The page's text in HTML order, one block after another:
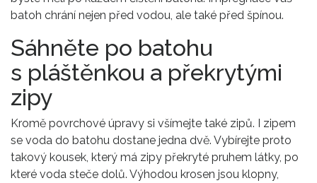
batoh chrání nejen před vodou, ale také před špínou.
Sáhněte po batohu
s pláštěnkou a překrytými
zipy
Kromě povrchové úpravy si všímejte také zipů. I zipem
se voda do batohu dostane jedna dvě. Vybírejte proto
takový kousek, který má zipy překryté pruhem látky, po
které voda steče dolů. Výhodou krosen jsou klopny,